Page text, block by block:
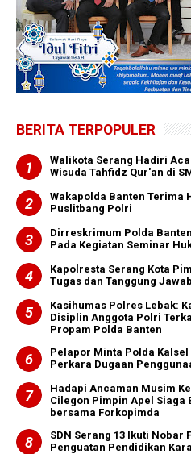
BERITA TERPOPULER
Walikota Serang Hadiri
Wisuda Tahfidz Qur'an di
Wakapolda Banten Terima
Puslitbang Polri
Dirreskrimum Polda
Pada Kegiatan Seminar
Kapolresta Serang Kota
Tugas dan Tanggung
Kasihumas Polres Lebak:
Disiplin Anggota Polri
Propam Polda Banten
Pelapor Minta Polda
Perkara Dugaan
Hadapi Ancaman Musim
Cilegon Pimpin Apel Siaga
bersama Forkopimda
SDN Serang 13 Ikuti Nobar
Penguatan Pendidikan